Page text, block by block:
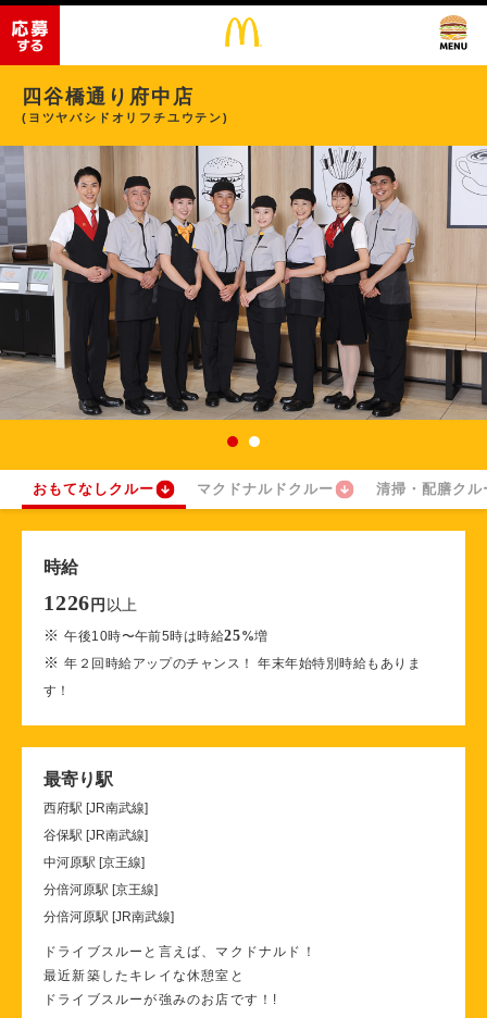
四谷橋通り府中店
(ヨツヤバシドオリフチユウテン)
おもてなしクルー マクドナルドクルー 清掃・配膳クル
時給
1226 円 以上
※午後10時〜午前5時は時給25%増
※年２回時給アップのチャンス！ 年末年始特別時給もありま
す！
最寄り駅
西府駅 [JR南武線]
谷保駅 [JR南武線]
中河原駅 [京王線]
分倍河原駅 [京王線]
分倍河原駅 [JR南武線]
ドライブスルーと言えば、マクドナルド！
最近新築したキレイな休憩室と
ドライブスルーが強みのお店です！!